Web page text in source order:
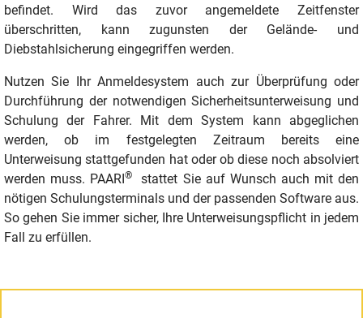
befindet. Wird das zuvor angemeldete Zeitfenster
überschritten, kann zugunsten der Gelände- und
Diebstahlsicherung eingegriffen werden.
Nutzen Sie Ihr Anmeldesystem auch zur Überprüfung oder
Durchführung der notwendigen Sicherheitsunterweisung und
Schulung der Fahrer. Mit dem System kann abgeglichen
werden, ob im festgelegten Zeitraum bereits eine
Unterweisung stattgefunden hat oder ob diese noch absolviert
werden muss. PAARI®
stattet Sie auf Wunsch auch mit den
nötigen Schulungsterminals und der passenden Software aus.
So gehen Sie immer sicher, Ihre Unterweisungspflicht in jedem
Fall zu erfüllen.